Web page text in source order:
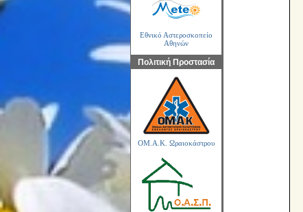
Εθνικό Αστεροσκοπείο
Αθηνών
Πολιτική Προστασία
ΟΜ.Α.Κ. Ωραιοκάστρου